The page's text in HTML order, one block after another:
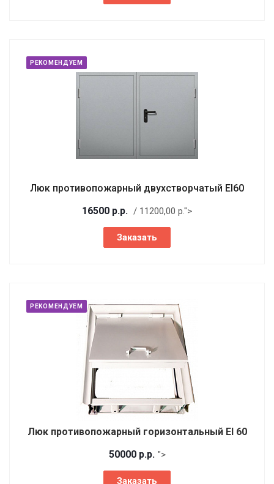
РЕКОМЕНДУЕМ
Люк противопожарный двухстворчатый EI60
16500 р.р. / 11200,00 р.">
Заказать
РЕКОМЕНДУЕМ
Люк противопожарный горизонтальный EI 60
50000 р.р. ">
Заказать